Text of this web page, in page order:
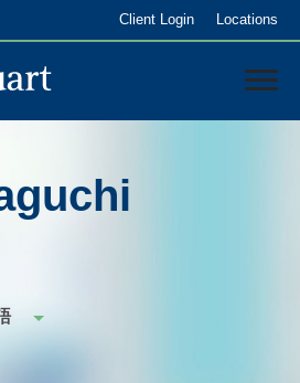
Client Login Locations